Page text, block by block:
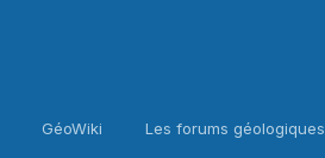
GéoWiki Les forums géologiques